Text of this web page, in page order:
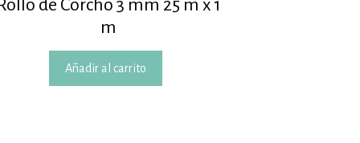
de Corcho 3 mm 25 m x 1
m
Añadir al carrito